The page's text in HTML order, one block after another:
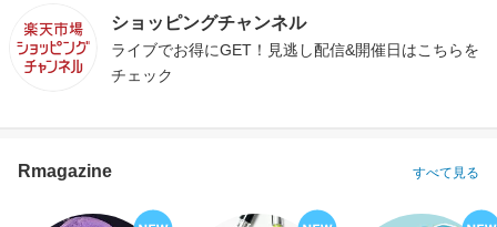
ショッピングチャンネル
ライブでお得にGET！見逃し配信&開催日はこちらを
チェック
Rmagazine すべて見る